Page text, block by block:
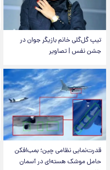
تیپ گل‌گلی خانم بازیگر جوان در
جشن نفس | تصاویر
قدرت‌نمایی نظامی چین؛ بمب‌افکن
حامل موشک هسته‌ای در آسمان